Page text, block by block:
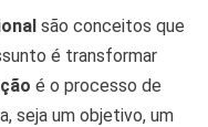
são conceitos que
é transformar
é o processo de
seja um objetivo, um